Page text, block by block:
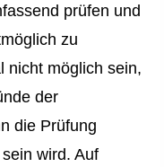
prüfen und
zu
nicht möglich sein,
der
die Prüfung
wird. Auf